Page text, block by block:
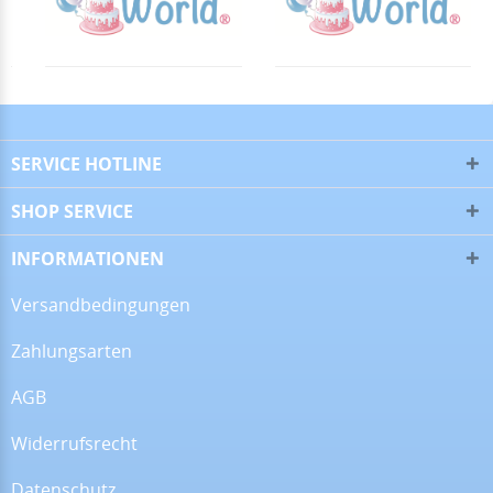
SERVICE HOTLINE
SHOP SERVICE
INFORMATIONEN
Versandbedingungen
Zahlungsarten
AGB
Widerrufsrecht